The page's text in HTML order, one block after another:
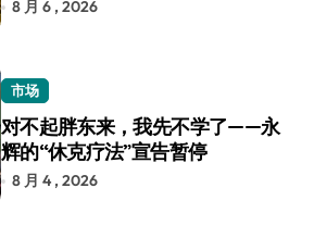
8 月 6 , 2026
市场
对不起胖东来，我先不学了——永
辉的“休克疗法”宣告暂停
8 月 4 , 2026